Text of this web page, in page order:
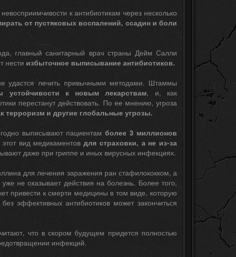
к антибиотикам через несколько
от пустяковых воспалений, ссадин и боли
главный санитарный врач страны Дейм Салли
нести избыточное выписывание антибиотиков.
удастся лечить привычными методами. Штаммы
устойчивости к новым лекарствам, и, как
перестанут действовать. По ее мнению, угроза
терроризм и другие глобальные угрозы.
выписывают пациентамболее 3 миллионов
вид медикаментовдля страховки, а не из-за
даже при гриппе и иных вирусных инфекциях.
для лечения заражения ран стафилококком, а
не оказывает действия на болезнь. Более того,
привести к смерти медицины в том виде, которую
эффективных антибиотиков может закончиться
что в скором будущем придется полностью
инфекций.